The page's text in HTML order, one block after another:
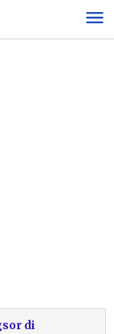
di